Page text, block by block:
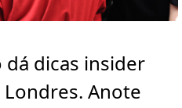
dá dicas insider
Anote